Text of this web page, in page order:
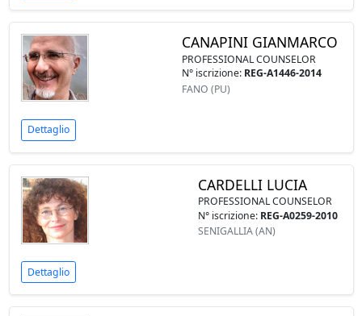
CANAPINI GIANMARCO
PROFESSIONAL COUNSELOR
N° iscrizione: REG-A1446-2014
FANO (PU)
Dettaglio
CARDELLI LUCIA
PROFESSIONAL COUNSELOR
N° iscrizione: REG-A0259-2010
SENIGALLIA (AN)
Dettaglio